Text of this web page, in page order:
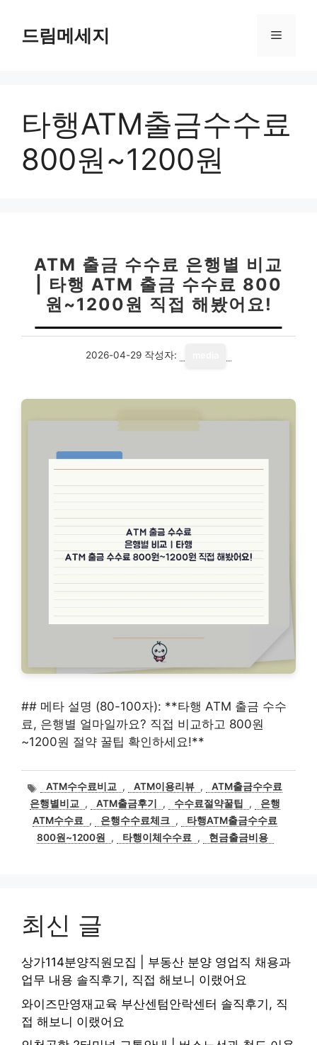
드림메세지 메
타행ATM출금수수료
800원~1200원
ATM 출금 수수료 은행별 비교
| 타행 ATM 출금 수수료 800
원~1200원 직접 해봤어요!
2026-04-29 작성자:
## 메타 설명 (80-100자): **타행 ATM 출금 수수
료, 은행별 얼마일까요? 직접 비교하고 800원
~1200원 절약 꿀팁 확인하세요!**
태
그
ATM수수료비교 , ATM이용리뷰 ,
ATM출금수수료
은행별비교
, ATM출금후기 , 수수료절약꿀팁 ,
은행
ATM수수료
, 은행수수료체크 ,
타행ATM출금수수료
800원~1200원
, 타행이체수수료 , 현금출금비용
최신 글
상가114분양직원모집 | 부동산 분양 영업직 채용과
업무 내용 솔직후기, 직접 해보니 이랬어요
와이즈만영재교육 부산센텀안락센터 솔직후기, 직
접 해보니 이랬어요